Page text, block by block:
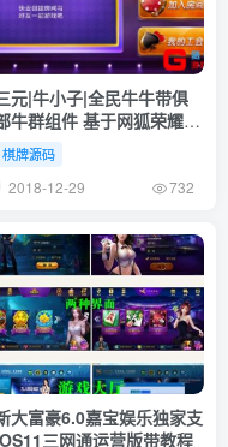
元|牛小子|全民牛牛带俱
牛群组件 基于网狐荣耀二
发 前台可以直接控制换牌
棋牌源码
2018-12-29 732
大富豪6.0嘉宝娱乐独家支
三网通运营版带教程